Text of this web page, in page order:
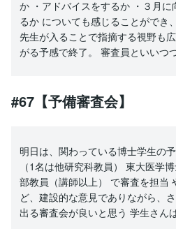
か ・アドバイスをするか ・３月
るか についても感じることができ
先生が入ることで指摘する視野も
がる予感で終了。 審査員といいつ
#67【予備審査会】
明日は、関わっている博士学生の
（1名は他研究科教員） 東大医学
部教員（講師以上） で審査を担当
ど、建設的な意見でありながら、
出る審査会が良いと思う 学生さん